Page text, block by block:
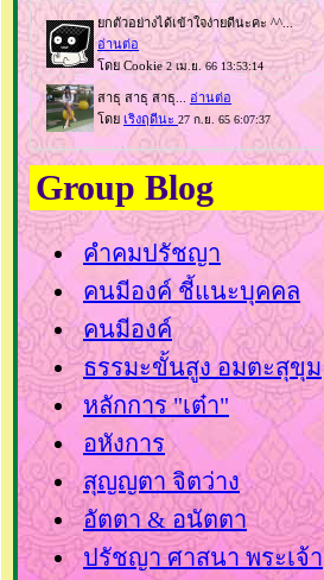
Group Blog
คำคมปรัชญา
คนมีองค์ ชี้แนะบุคคล
คนมีองค์
ธรรมะขั้นสูง อมตะสุขุม
หลักการ "เต๋า"
อหังการ
สุญญตา จิตว่าง
อัตตา & อนัตตา
ปรัชญา ศาสนา พระเจ้า